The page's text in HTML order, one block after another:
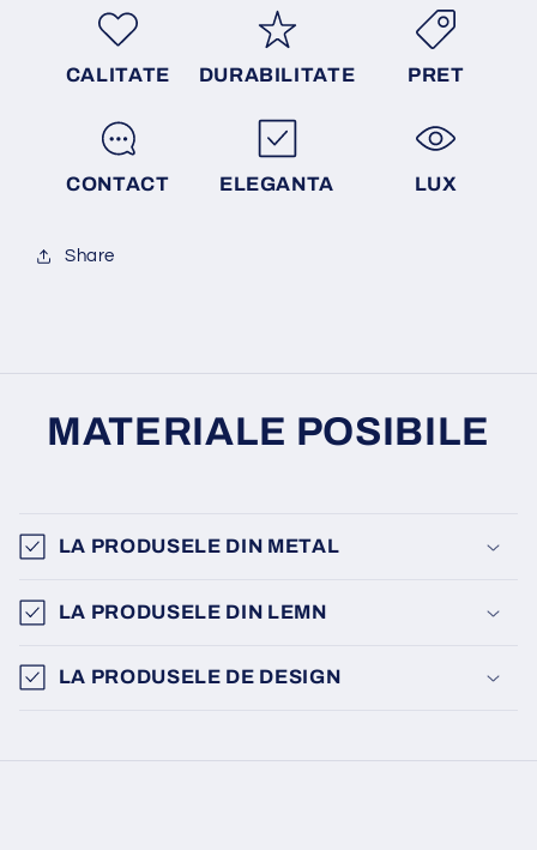
CALITATE DURABILITATE PRET
CONTACT ELEGANTA LUX
Share
MATERIALE POSIBILE
LA PRODUSELE DIN METAL
LA PRODUSELE DIN LEMN
LA PRODUSELE DE DESIGN